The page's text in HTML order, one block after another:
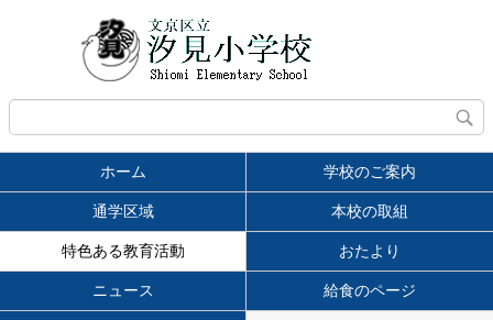
ホーム 学校のご案内
通学区域 本校の取組
特色ある教育活動 おたより
ニュース 給食のページ